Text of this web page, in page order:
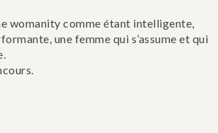
womanity comme étant intelligente,
une femme qui s’assume et qui